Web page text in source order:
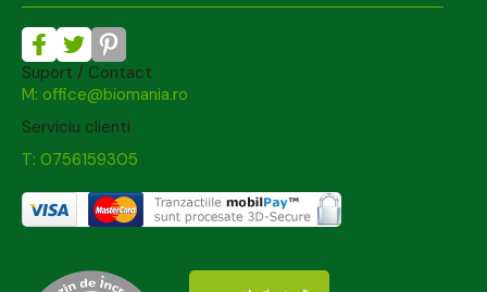
Suport / Contact
M: office@biomania.ro
Serviciu clienti
T: 0756159305